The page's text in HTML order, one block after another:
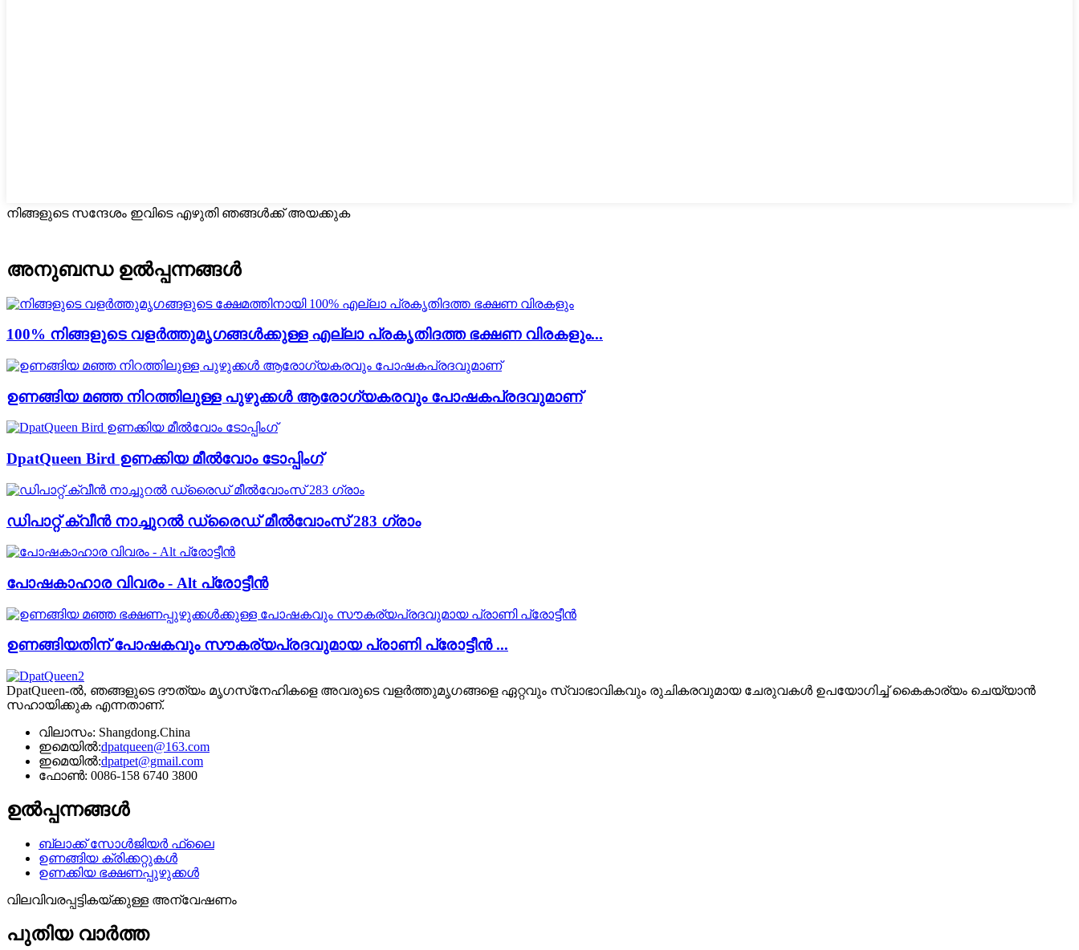
നിങ്ങളുടെ സന്ദേശം ഇവിടെ എഴുതി ഞങ്ങൾക്ക് അയക്കുക
അനുബന്ധ ഉൽപ്പന്നങ്ങൾ
100% നിങ്ങളുടെ വളർത്തുമൃഗങ്ങൾക്കുള്ള എല്ലാ പ്രകൃതിദത്ത ഭക്ഷണ വിരകളും...
ഉണങ്ങിയ മഞ്ഞ നിറത്തിലുള്ള പുഴുക്കൾ ആരോഗ്യകരവും പോഷകപ്രദവുമാണ്
DpatQueen Bird ഉണക്കിയ മീൽവോം ടോപ്പിംഗ്
ഡിപാറ്റ് ക്വീൻ നാച്ചുറൽ ഡ്രൈഡ് മീൽവോംസ് 283 ഗ്രാം
പോഷകാഹാര വിവരം - Alt പ്രോട്ടീൻ
ഉണങ്ങിയതിന് പോഷകവും സൗകര്യപ്രദവുമായ പ്രാണി പ്രോട്ടീൻ ...
DpatQueen-ൽ, ഞങ്ങളുടെ ദൗത്യം മൃഗസ്‌നേഹികളെ അവരുടെ വളർത്തുമൃഗങ്ങളെ ഏറ്റവും സ്വാഭാവികവും രുചികരവുമായ ചേരുവകൾ ഉപയോഗിച്ച് കൈകാര്യം ചെയ്യാൻ
സഹായിക്കുക എന്നതാണ്.
വിലാസം: Shangdong.China
ഇമെയിൽ:dpatqueen@163.com
ഇമെയിൽ:dpatpet@gmail.com
ഫോൺ: 0086-158 6740 3800
ഉൽപ്പന്നങ്ങൾ
ബ്ലാക്ക് സോൾജിയർ ഫ്ലൈ
ഉണങ്ങിയ ക്രിക്കറ്റുകൾ
ഉണക്കിയ ഭക്ഷണപ്പുഴുക്കൾ
വിലവിവരപ്പട്ടികയ്ക്കുള്ള അന്വേഷണം
പുതിയ വാർത്ത